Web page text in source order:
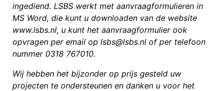
ingediend. LSBS werkt met aanvraagformulieren in
MS Word, die kunt u downloaden van de website
www.lsbs.nl, u kunt het aanvraagformulier ook
opvragen per email op lsbs@lsbs.nl of per telefoon
nummer 0318 767010.
Wij hebben het bijzonder op prijs gesteld uw
projecten te ondersteunen en danken u voor het